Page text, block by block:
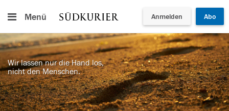
Menü Anmelden Abo
Wir lassen nur die Hand los,
nicht den Menschen.